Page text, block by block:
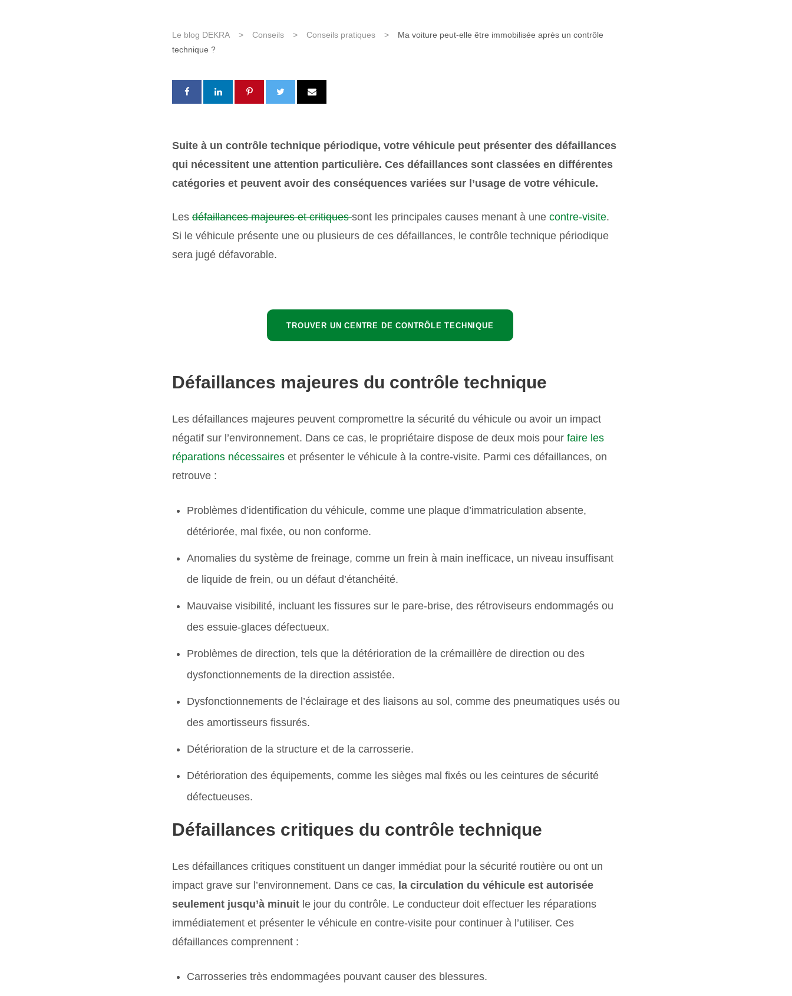
Le blog DEKRA > Conseils > Conseils pratiques >
Ma voiture peut-elle être immobilisée après un contrôle
technique ?
Suite à un contrôle technique périodique, votre véhicule peut présenter des défaillances
qui nécessitent une attention particulière. Ces défaillances sont classées en différentes
catégories et peuvent avoir des conséquences variées sur l’usage de votre véhicule.
Les défaillances majeures et critiquessont les principales causes menant à une contre-visite.
Si le véhicule présente une ou plusieurs de ces défaillances, le contrôle technique périodique
sera jugé défavorable.
TROUVER UN CENTRE DE CONTRÔLE TECHNIQUE
Défaillances majeures du contrôle technique
Les défaillances majeures peuvent compromettre la sécurité du véhicule ou avoir un impact
négatif sur l’environnement. Dans ce cas, le propriétaire dispose de deux mois pour faire les
réparations nécessaires et présenter le véhicule à la contre-visite. Parmi ces défaillances, on
retrouve :
Problèmes d’identification du véhicule, comme une plaque d’immatriculation absente,
détériorée, mal fixée, ou non conforme.
Anomalies du système de freinage, comme un frein à main inefficace, un niveau insuffisant
de liquide de frein, ou un défaut d’étanchéité.
Mauvaise visibilité, incluant les fissures sur le pare-brise, des rétroviseurs endommagés ou
des essuie-glaces défectueux.
Problèmes de direction, tels que la détérioration de la crémaillère de direction ou des
dysfonctionnements de la direction assistée.
Dysfonctionnements de l’éclairage et des liaisons au sol, comme des pneumatiques usés ou
des amortisseurs fissurés.
Détérioration de la structure et de la carrosserie.
Détérioration des équipements, comme les sièges mal fixés ou les ceintures de sécurité
défectueuses.
Défaillances critiques du contrôle technique
Les défaillances critiques constituent un danger immédiat pour la sécurité routière ou ont un
impact grave sur l’environnement. Dans ce cas, la circulation du véhicule est autorisée
seulement jusqu’à minuit le jour du contrôle. Le conducteur doit effectuer les réparations
immédiatement et présenter le véhicule en contre-visite pour continuer à l’utiliser. Ces
défaillances comprennent :
Carrosseries très endommagées pouvant causer des blessures.